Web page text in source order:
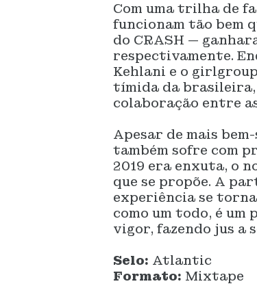
Com uma trilha de
funcionam tão bem
do CRASH —
respectivamente.
Kehlani e o
tímida da brasileira,
colaboração entre
Apesar de mais
também sofre com
2019 era enxuta, o
que se propõe. A
experiência se
como um todo, é
vigor, fazendo jus a
Selo: Atlantic
Formato: Mixtape